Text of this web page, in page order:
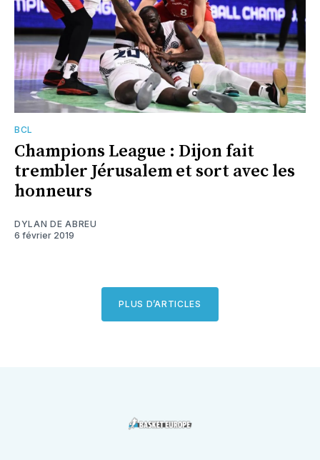
BCL
Champions League : Dijon fait
trembler Jérusalem et sort avec les
honneurs
DYLAN DE ABREU
6 février 2019
PLUS D’ARTICLES